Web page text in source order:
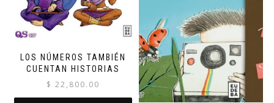
LOS NÚMEROS TAMBIÉN
CUENTAN HISTORIAS
$ 22,800.00